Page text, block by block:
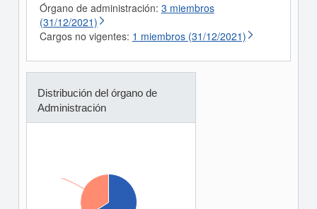
Órgano de administración: 3 miembros
(31/12/2021)
Cargos no vigentes: 1 miembros (31/12/2021)
Distribución del órgano de
Administración